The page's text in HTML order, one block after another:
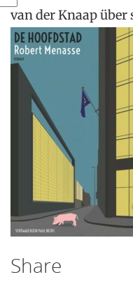
van der Knaap über
Share